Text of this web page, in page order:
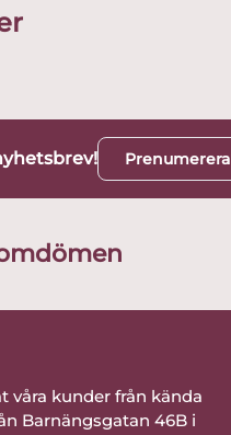
Prenumerera
våra kunder från kända
Barnängsgatan 46B i